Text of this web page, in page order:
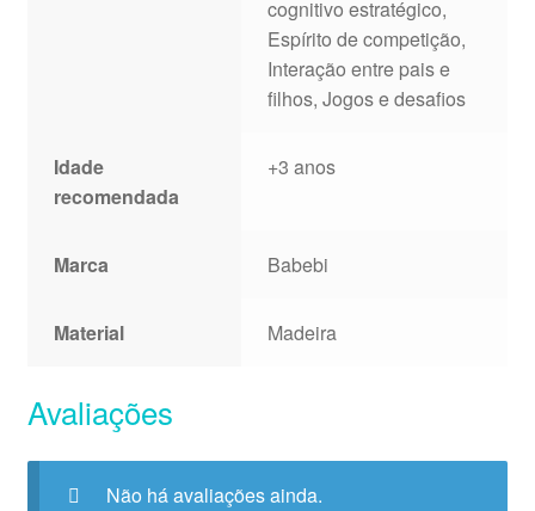
cognitivo estratégico,
Espírito de competição,
Interação entre pais e
filhos, Jogos e desafios
Idade
recomendada
+3 anos
Marca Babebi
Material Madeira
Avaliações
Não há avaliações ainda.